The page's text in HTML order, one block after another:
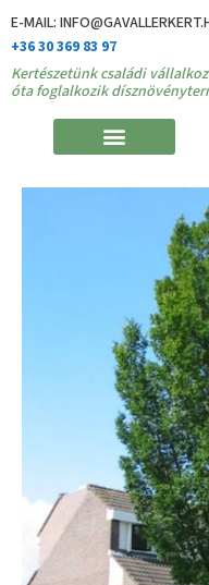
E-MAIL:
+36 30 369 83 97
Kertészetünk családi
óta foglalkozik